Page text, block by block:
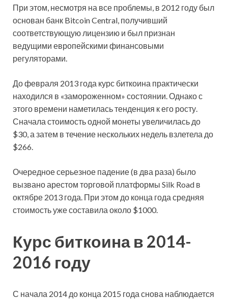
При этом, несмотря на все проблемы, в 2012 году был
основан банк Bitcoin Central, получивший
соответствующую лицензию и был признан
ведущими европейскими финансовыми
регуляторами.
До февраля 2013 года курс биткоина практически
находился в «замороженном» состоянии. Однако с
этого времени наметилась тенденция к его росту.
Сначала стоимость одной монеты увеличилась до
$30, а затем в течение нескольких недель взлетела до
$266.
Очередное серьезное падение (в два раза) было
вызвано арестом торговой платформы Silk Road в
октябре 2013 года. При этом до конца года средняя
стоимость уже составила около $1000.
Курс биткоина в 2014-
2016 году
С начала 2014 до конца 2015 года снова наблюдается